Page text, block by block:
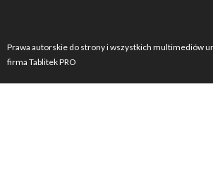
Prawa autorskie do strony i wszystkich multimediów
firma Tablitek PRO